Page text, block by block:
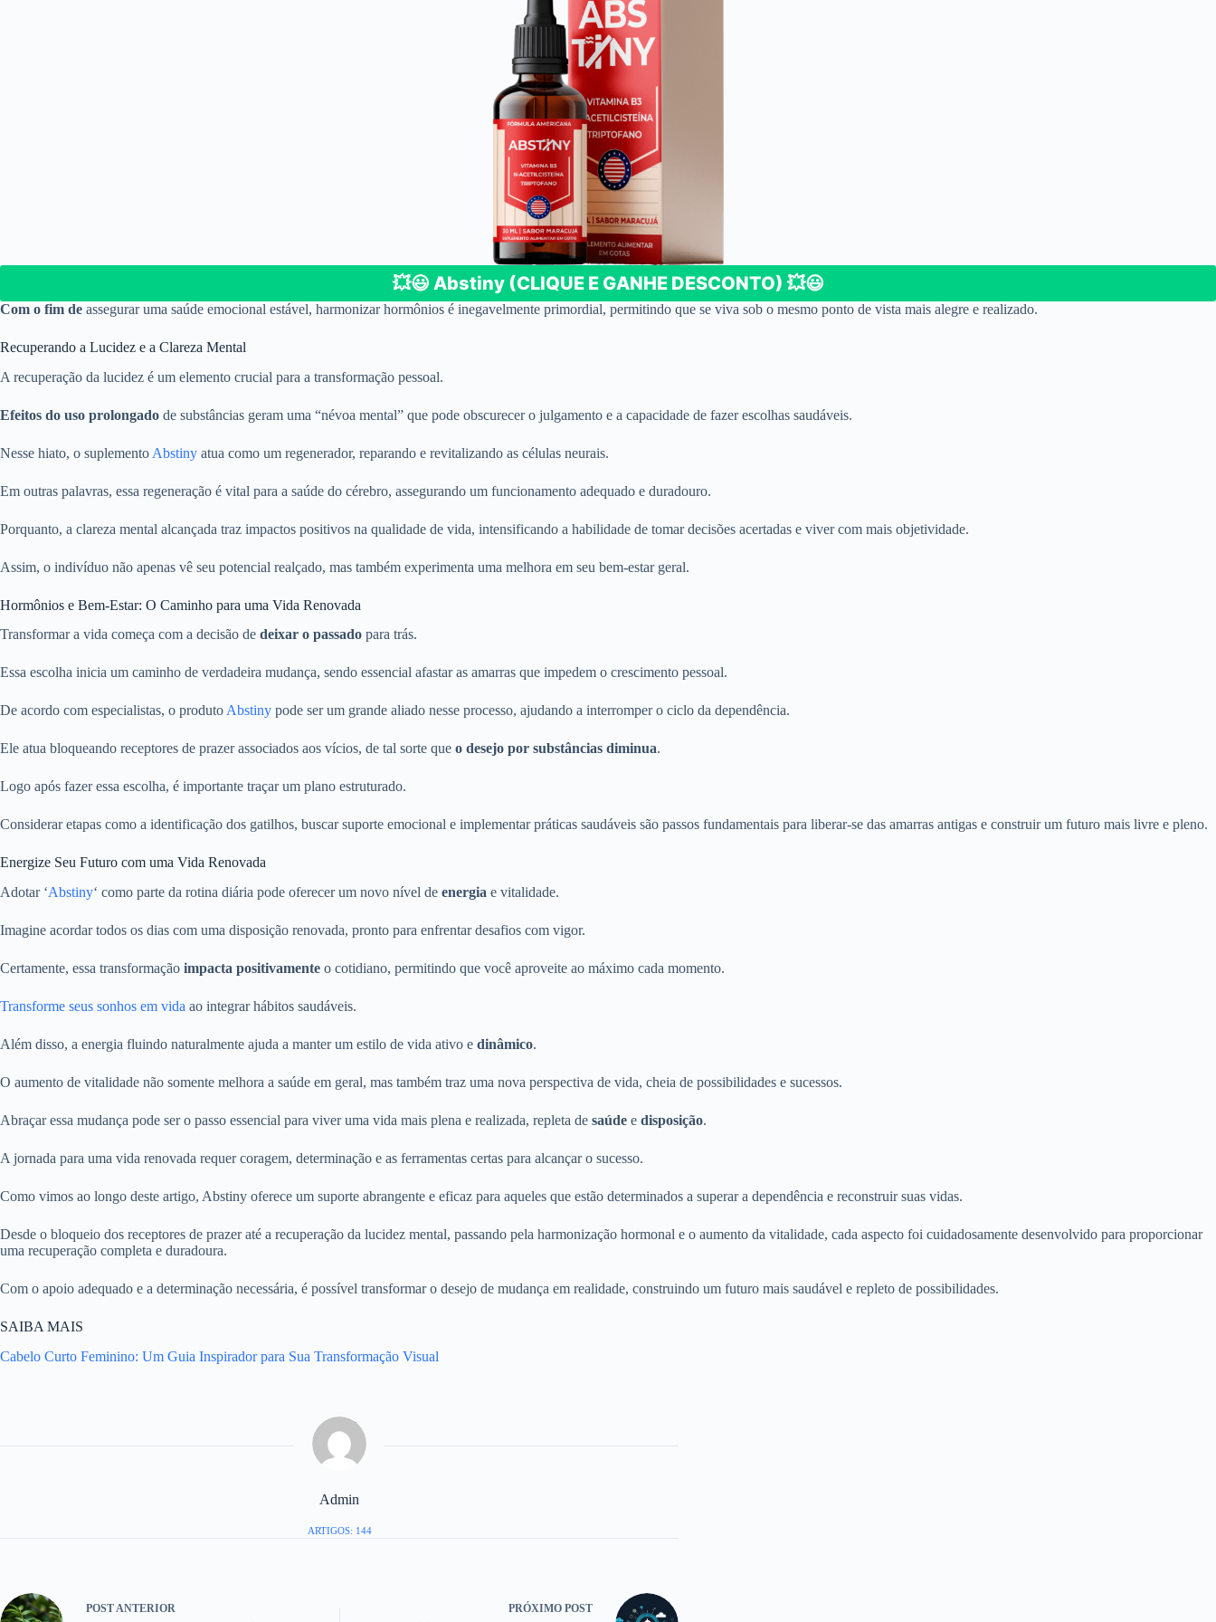
💥​😃 Abstiny (CLIQUE E GANHE DESCONTO) 💥​😃
Com o fim de assegurar uma saúde emocional estável, harmonizar hormônios é inegavelmente primordial, permitindo que se viva sob o mesmo ponto de vista mais alegre e realizado.
Recuperando a Lucidez e a Clareza Mental
A recuperação da lucidez é um elemento crucial para a transformação pessoal.
Efeitos do uso prolongado de substâncias geram uma “névoa mental” que pode obscurecer o julgamento e a capacidade de fazer escolhas saudáveis.
Nesse hiato, o suplemento Abstiny atua como um regenerador, reparando e revitalizando as células neurais.
Em outras palavras, essa regeneração é vital para a saúde do cérebro, assegurando um funcionamento adequado e duradouro.
Porquanto, a clareza mental alcançada traz impactos positivos na qualidade de vida, intensificando a habilidade de tomar decisões acertadas e viver com mais objetividade.
Assim, o indivíduo não apenas vê seu potencial realçado, mas também experimenta uma melhora em seu bem-estar geral.
Hormônios e Bem-Estar: O Caminho para uma Vida Renovada
Transformar a vida começa com a decisão de deixar o passado para trás.
Essa escolha inicia um caminho de verdadeira mudança, sendo essencial afastar as amarras que impedem o crescimento pessoal.
De acordo com especialistas, o produto Abstiny pode ser um grande aliado nesse processo, ajudando a interromper o ciclo da dependência.
Ele atua bloqueando receptores de prazer associados aos vícios, de tal sorte que o desejo por substâncias diminua.
Logo após fazer essa escolha, é importante traçar um plano estruturado.
Considerar etapas como a identificação dos gatilhos, buscar suporte emocional e implementar práticas saudáveis são passos fundamentais para liberar-se das amarras antigas e construir um futuro mais livre e pleno.
Energize Seu Futuro com uma Vida Renovada
Adotar ‘Abstiny‘ como parte da rotina diária pode oferecer um novo nível de energia e vitalidade.
Imagine acordar todos os dias com uma disposição renovada, pronto para enfrentar desafios com vigor.
Certamente, essa transformação impacta positivamente o cotidiano, permitindo que você aproveite ao máximo cada momento.
Transforme seus sonhos em vida ao integrar hábitos saudáveis.
Além disso, a energia fluindo naturalmente ajuda a manter um estilo de vida ativo e dinâmico.
O aumento de vitalidade não somente melhora a saúde em geral, mas também traz uma nova perspectiva de vida, cheia de possibilidades e sucessos.
Abraçar essa mudança pode ser o passo essencial para viver uma vida mais plena e realizada, repleta de saúde e disposição.
A jornada para uma vida renovada requer coragem, determinação e as ferramentas certas para alcançar o sucesso.
Como vimos ao longo deste artigo, Abstiny oferece um suporte abrangente e eficaz para aqueles que estão determinados a superar a dependência e reconstruir suas vidas.
Desde o bloqueio dos receptores de prazer até a recuperação da lucidez mental, passando pela harmonização hormonal e o aumento da vitalidade, cada aspecto foi cuidadosamente desenvolvido para proporcionar
uma recuperação completa e duradoura.
Com o apoio adequado e a determinação necessária, é possível transformar o desejo de mudança em realidade, construindo um futuro mais saudável e repleto de possibilidades.
SAIBA MAIS
Cabelo Curto Feminino: Um Guia Inspirador para Sua Transformação Visual
Admin
ARTIGOS: 144
POSTANTERIOR PRÓXIMO POST